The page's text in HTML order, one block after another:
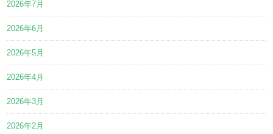
2026年7月
2026年6月
2026年5月
2026年4月
2026年3月
2026年2月